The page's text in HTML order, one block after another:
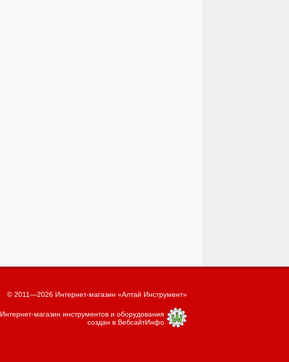
© 2011—2026 Интернет-магазин «Алтай Инструмент»
Интернет-магазин инструментов и оборудования
создан в ВебсайтИнфо